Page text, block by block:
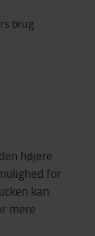
højere
for
kan
mere